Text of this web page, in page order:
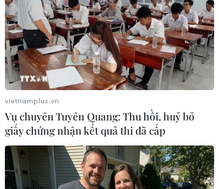
Tượng đài chiến thắng thể hiện tinh thần đoàn kết Việt-Lào.
(Ảnh: Hoàng Hiếu/TTXVN)
vietnamplus.vn
Vụ chuyên Tuyên Quang: Thu hồi, huỷ bỏ
giấy chứng nhận kết quả thi đã cấp